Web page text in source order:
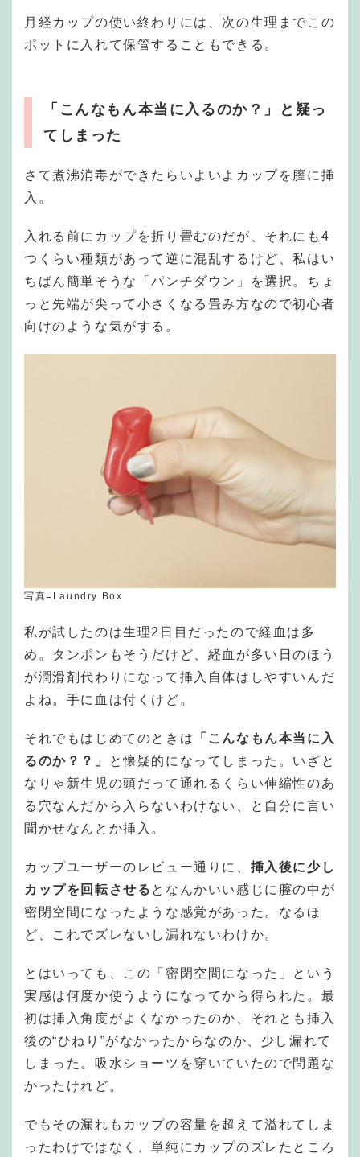
月経カップの使い終わりには、次の生理までこの
ポットに入れて保管することもできる。
「こんなもん本当に入るのか？」と疑っ
てしまった
さて煮沸消毒ができたらいよいよカップを膣に挿
入。
入れる前にカップを折り畳むのだが、それにも4
つくらい種類があって逆に混乱するけど、私はい
ちばん簡単そうな「パンチダウン」を選択。ちょ
っと先端が尖って小さくなる畳み方なので初心者
向けのような気がする。
写真=Laundry Box
私が試したのは生理2日目だったので経血は多
め。タンポンもそうだけど、経血が多い日のほう
が潤滑剤代わりになって挿入自体はしやすいんだ
よね。手に血は付くけど。
それでもはじめてのときは
「こんなもん本当に入
るのか？？」
と懐疑的になってしまった。いざと
なりゃ新生児の頭だって通れるくらい伸縮性のあ
る穴なんだから入らないわけない、と自分に言い
聞かせなんとか挿入。
カップユーザーのレビュー通りに、 挿入後に少し
カップを回転させる となんかいい感じに膣の中が
密閉空間になったような感覚があった。なるほ
ど、これでズレないし漏れないわけか。
とはいっても、この「密閉空間になった」という
実感は何度か使うようになってから得られた。最
初は挿入角度がよくなかったのか、それとも挿入
後の“ひねり”がなかったからなのか、少し漏れて
しまった。吸水ショーツを穿いていたので問題な
かったけれど。
でもその漏れもカップの容量を超えて溢れてしま
ったわけではなく、単純にカップのズレたところ